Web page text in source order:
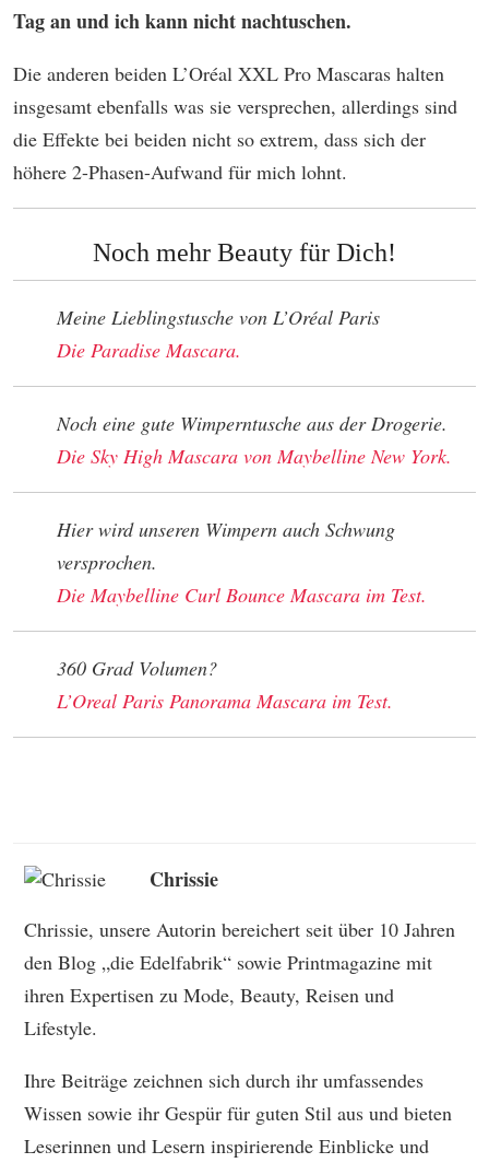
Tag an und ich kann nicht nachtuschen.
Die anderen beiden L’Oréal XXL Pro Mascaras halten
insgesamt ebenfalls was sie versprechen, allerdings sind
die Effekte bei beiden nicht so extrem, dass sich der
höhere 2-Phasen-Aufwand für mich lohnt.
Noch mehr Beauty für Dich!
Meine Lieblingstusche von L’Oréal Paris
Die Paradise Mascara.
Noch eine gute Wimperntusche aus der Drogerie.
Die Sky High Mascara von Maybelline New York.
Hier wird unseren Wimpern auch Schwung
versprochen.
Die Maybelline Curl Bounce Mascara im Test.
360 Grad Volumen?
L’Oreal Paris Panorama Mascara im Test.
Chrissie
Chrissie, unsere Autorin bereichert seit über 10 Jahren
den Blog „die Edelfabrik“ sowie Printmagazine mit
ihren Expertisen zu Mode, Beauty, Reisen und
Lifestyle.
Ihre Beiträge zeichnen sich durch ihr umfassendes
Wissen sowie ihr Gespür für guten Stil aus und bieten
Leserinnen und Lesern inspirierende Einblicke und